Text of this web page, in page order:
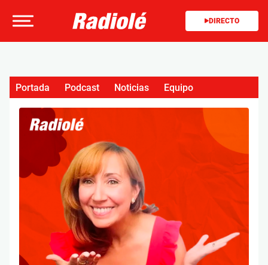
DIRECTO
Portada Podcast Noticias Equipo